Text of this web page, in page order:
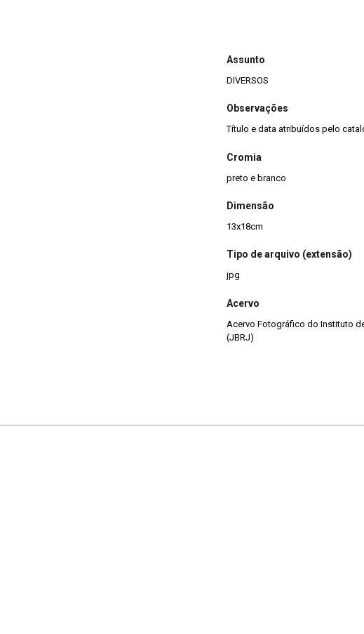
Assunto
DIVERSOS
Observações
Título e data atribuídos pelo
Cromia
preto e branco
Dimensão
13x18cm
Tipo de arquivo (extensão)
jpg
Acervo
Acervo Fotográfico do Instituto
(JBRJ)